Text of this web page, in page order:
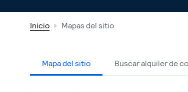
Inicio Mapas del sitio
Mapa del sitio Buscar alquiler de